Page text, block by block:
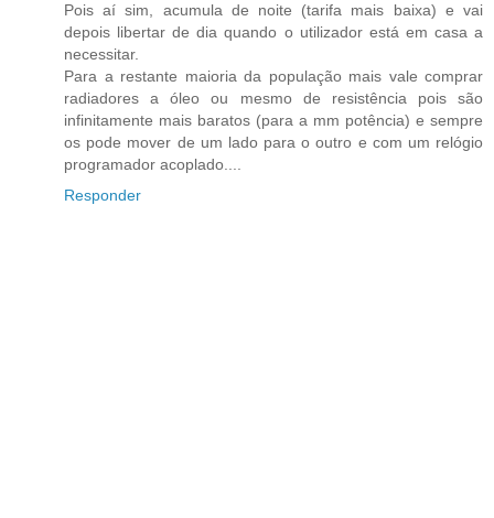
Pois aí sim, acumula de noite (tarifa mais baixa) e vai
depois libertar de dia quando o utilizador está em casa a
necessitar.
Para a restante maioria da população mais vale comprar
radiadores a óleo ou mesmo de resistência pois são
infinitamente mais baratos (para a mm potência) e sempre
os pode mover de um lado para o outro e com um relógio
programador acoplado....
Responder